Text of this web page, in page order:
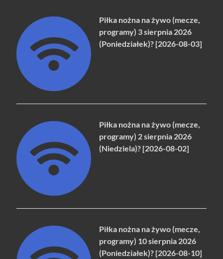
Piłka nożna na żywo (mecze,
programy) 3 sierpnia 2026
(Poniedziałek)? [2026-08-03]
Piłka nożna na żywo (mecze,
programy) 2 sierpnia 2026
(Niedziela)? [2026-08-02]
Piłka nożna na żywo (mecze,
programy) 10 sierpnia 2026
(Poniedziałek)? [2026-08-10]